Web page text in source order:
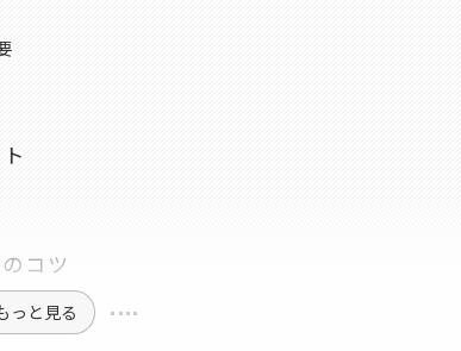
コツ
っと見る